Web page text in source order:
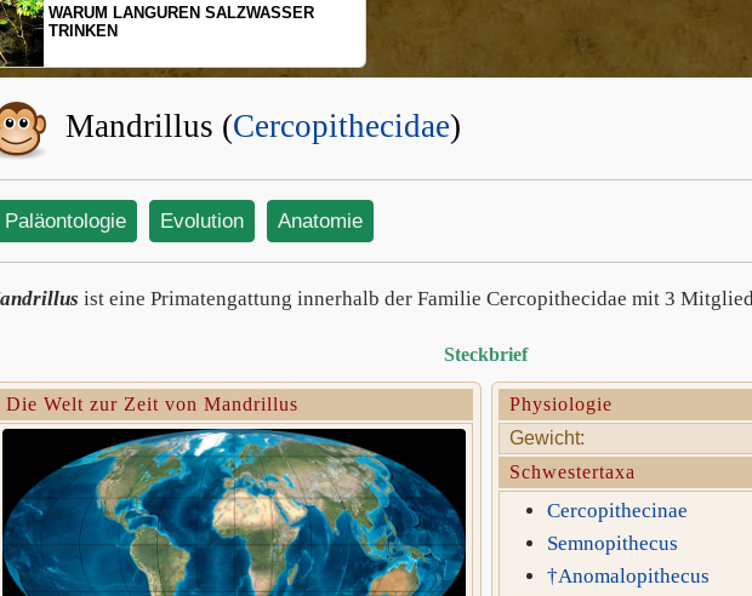
BEWEGUNGSMUSTER
WARUM LANGUREN SALZWASSER
TRINKEN
Mandrillus (Cercopithecidae)
Paläontologie Evolution Anatomie
ist eine Primatengattung innerhalb der Familie Cercopithecidae mit 3
Steckbrief
Die Welt zur Zeit von Mandrillus
Physiologie
Gewicht:
Schwestertaxa
Cercopithecinae
Semnopithecus
†Anomalopithecus